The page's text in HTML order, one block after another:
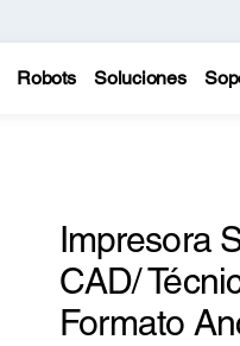
Robots Soluciones
Impresora
CAD/
Formato